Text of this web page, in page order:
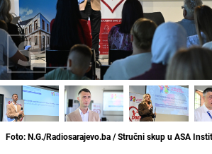
Foto: N.G./Radiosarajevo.ba / Stručni skup u ASA